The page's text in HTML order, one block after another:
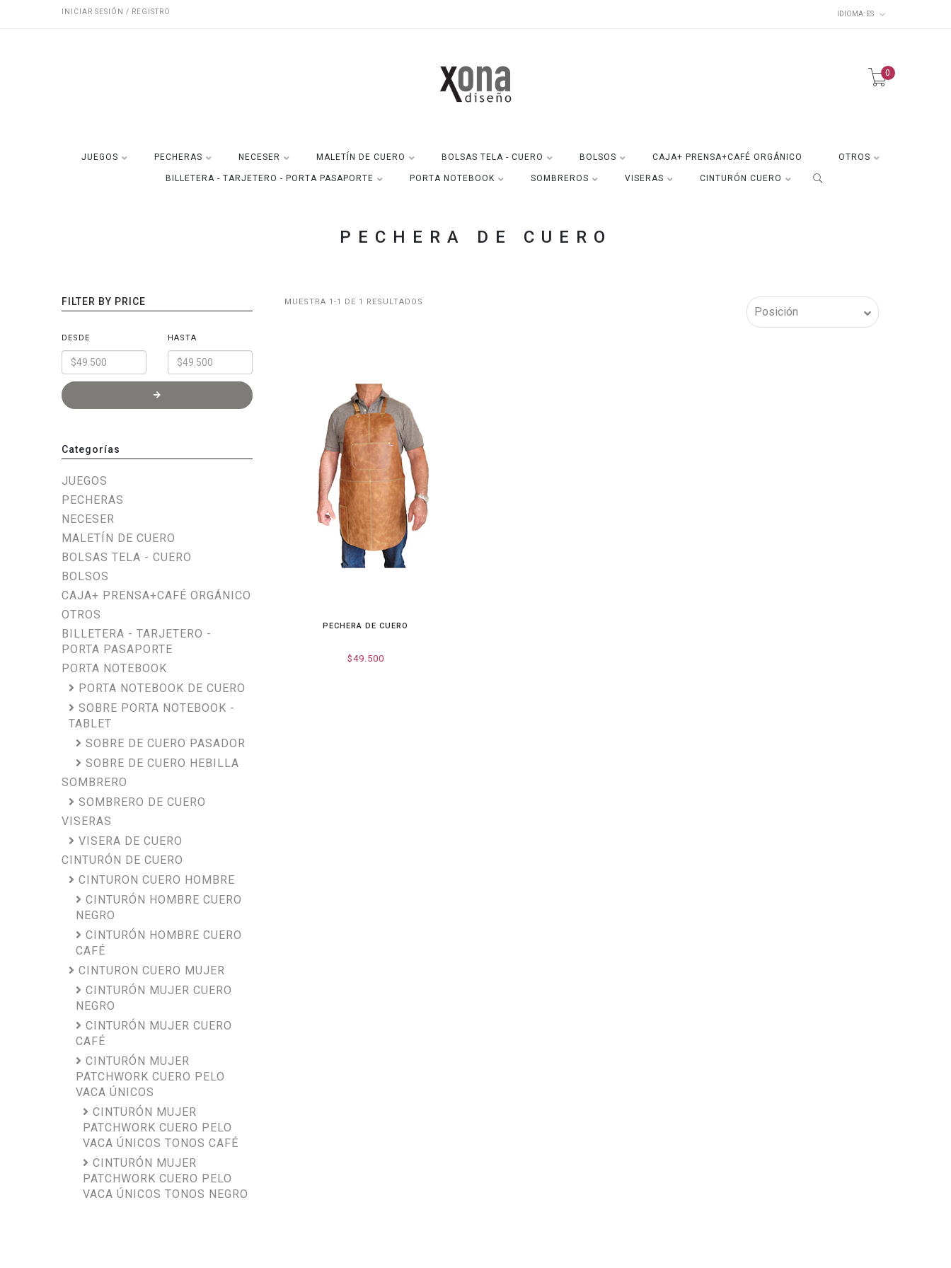
INICIAR SESIÓN / REGISTRO IDIOMA: ES
0
JUEGOS PECHERAS NECESER MALETÍN DE CUERO BOLSAS TELA - CUERO BOLSOS CAJA+ PRENSA+CAFÉ ORGÁNICO OTROS
BILLETERA - TARJETERO - PORTA PASAPORTE PORTA NOTEBOOK SOMBREROS VISERAS CINTURÓN CUERO
PECHERA DE CUERO
FILTER BY PRICE
DESDE HASTA
Categorías
JUEGOS
PECHERAS
NECESER
MALETÍN DE CUERO
BOLSAS TELA - CUERO
BOLSOS
CAJA+ PRENSA+CAFÉ ORGÁNICO
OTROS
BILLETERA - TARJETERO -
PORTA PASAPORTE
PORTA NOTEBOOK
PORTA NOTEBOOK DE CUERO
SOBRE PORTA NOTEBOOK -
TABLET
SOBRE DE CUERO PASADOR
SOBRE DE CUERO HEBILLA
SOMBRERO
SOMBRERO DE CUERO
VISERAS
VISERA DE CUERO
CINTURÓN DE CUERO
CINTURON CUERO HOMBRE
CINTURÓN HOMBRE CUERO
NEGRO
CINTURÓN HOMBRE CUERO
CAFÉ
CINTURON CUERO MUJER
CINTURÓN MUJER CUERO
NEGRO
CINTURÓN MUJER CUERO
CAFÉ
CINTURÓN MUJER
PATCHWORK CUERO PELO
VACA ÚNICOS
CINTURÓN MUJER
PATCHWORK CUERO PELO
VACA ÚNICOS TONOS CAFÉ
CINTURÓN MUJER
PATCHWORK CUERO PELO
VACA ÚNICOS TONOS NEGRO
MUESTRA 1-1 DE 1 RESULTADOS
PECHERA DE CUERO
$49.500